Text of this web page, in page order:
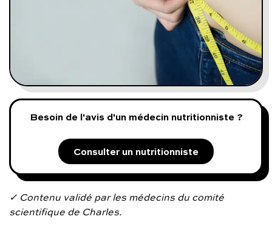
Prenez soin de vous :
Vous avez des questions :
Besoin de l'avis d'un médecin nutritionniste ?
Consulter un nutritionniste
✓ Contenu validé par les médecins du comité
scientifique de Charles.